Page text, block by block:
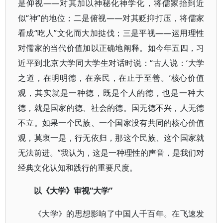
是仰视——对其加以神秘化神学化，将儒家抬到近
似“神”的地位；二是俯视——对其贬抑打压，将儒家
看成“吃人”文化而大加挞伐；三是平视——运用理性
对儒家的当代价值加以正确地阐释。如今年五四，习
近平到北京大学同大学生对话时说：“古人说：‘大学
之道，在明明德，在亲民，在止于至善。’核心价值
观，其实就是一种德，既是个人的德，也是一种大
德，就是国家的德、社会的德。国无德不兴，人无德
不立。如果一个民族、一个国家没有共同的核心价值
观，莫衷一是，行无依归，那这个民族、这个国家就
无法前进。”我认为，这是一种理性的声音，是我们对
经典文化认知和践行的重要尺度。
以《大学》审视“大学”
《大学》的思想影响了中国人千百年。在飞速发